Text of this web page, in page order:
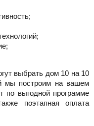
выбрать дом 10 на 10
мы построим на вашем
по выгодной программе
поэтапная оплата